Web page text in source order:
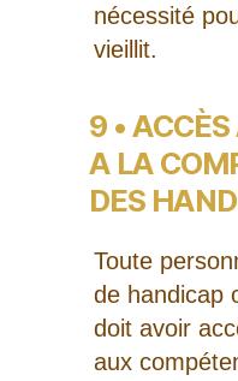
nécessité
vieillit.
9 •
A LA
DES
Toute
de handicap
doit avoir
aux